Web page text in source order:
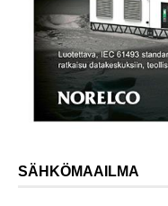
SÄHKÖMAAILMA